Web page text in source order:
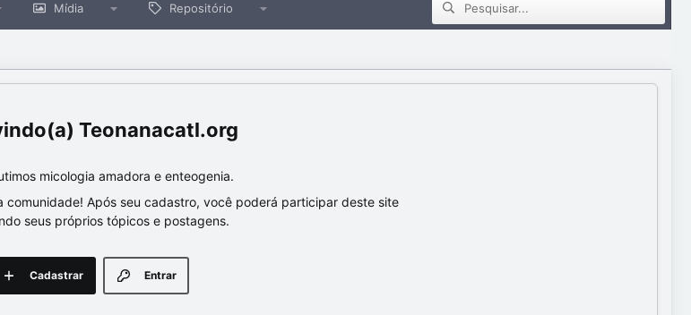
Mídia Repositório
Teonanacatl.org
micologia amadora e enteogenia.
comunidade! Após seu cadastro, você poderá participar deste site
seus próprios tópicos e postagens.
Entrar
Cadastrar